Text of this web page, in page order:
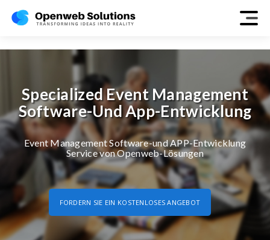
Specialized Event Management
Software-Und App-Entwicklung
Event Management Software-und APP-Entwicklung
Service von Openweb-Lösungen
FORDERN SIE EIN KOSTENLOSES ANGEBOT